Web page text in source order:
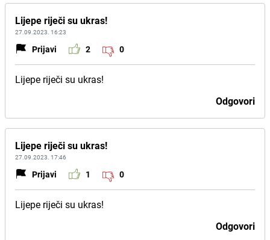
Lijepe riječi su ukras!
27.09.2023. 16:23
Prijavi 2 0
Lijepe riječi su ukras!
Odgovori
Lijepe riječi su ukras!
27.09.2023. 17:46
Prijavi 1 0
Lijepe riječi su ukras!
Odgovori